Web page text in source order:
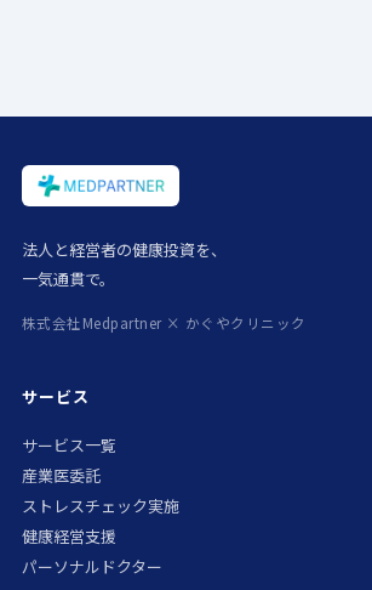
法人と経営者の健康投資を、
一気通貫で。
株式会社Medpartner × かぐやクリニック
サービス
サービス一覧
産業医委託
ストレスチェック実施
健康経営支援
パーソナルドクター